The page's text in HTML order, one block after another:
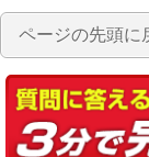
ページの先頭に